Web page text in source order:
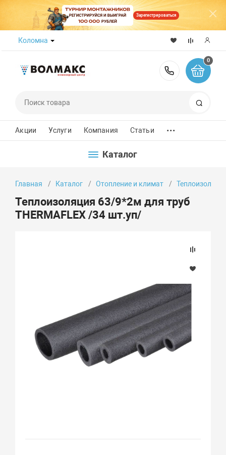
Зарегистрироваться
Коломна
8 (800)
0
Акции Услуги Компания Статьи ...
Каталог
Главная Каталог Отопление и климат
Теплоизоляция 63/9*2м для труб
THERMAFLEX /34 шт.уп/